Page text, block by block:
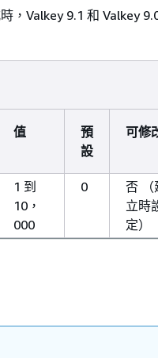
，Valkey 9.1 和 Valkey
值
預
設
可修
1 到
10，
000
0
否 （
立時
定）